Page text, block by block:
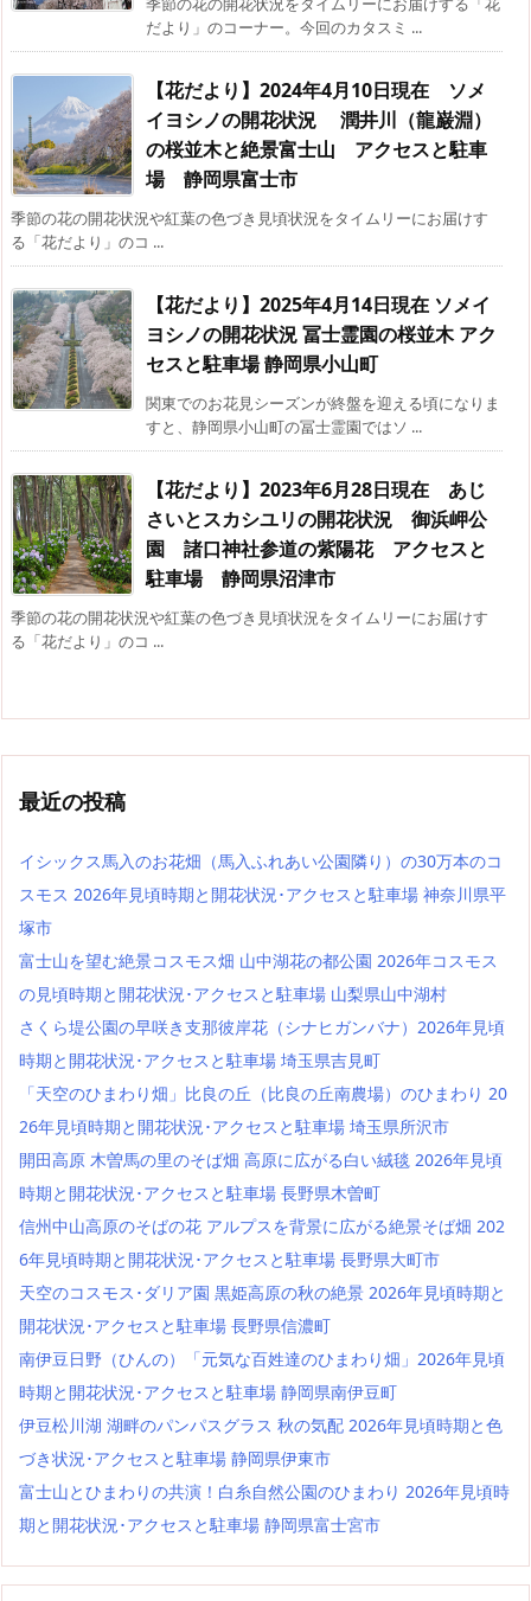
だより」のコーナー。今回のカタスミ ...
【花だより】2024年4月10日現在 ソメ
イヨシノの開花状況 潤井川（龍巌淵）
の桜並木と絶景富士山 アクセスと駐車
場 静岡県富士市
季節の花の開花状況や紅葉の色づき見頃状況をタイムリーにお届けす
る「花だより」のコ ...
【花だより】2025年4月14日現在 ソメイ
ヨシノの開花状況 冨士霊園の桜並木 アク
セスと駐車場 静岡県小山町
関東でのお花見シーズンが終盤を迎える頃になりま
すと、静岡県小山町の冨士霊園ではソ ...
【花だより】2023年6月28日現在 あじ
さいとスカシユリの開花状況 御浜岬公
園 諸口神社参道の紫陽花 アクセスと
駐車場 静岡県沼津市
季節の花の開花状況や紅葉の色づき見頃状況をタイムリーにお届けす
る「花だより」のコ ...
最近の投稿
イシックス馬入のお花畑（馬入ふれあい公園隣り）の30万本のコ
スモス 2026年見頃時期と開花状況･アクセスと駐車場 神奈川県平
塚市
富士山を望む絶景コスモス畑 山中湖花の都公園 2026年コスモス
の見頃時期と開花状況･アクセスと駐車場 山梨県山中湖村
さくら堤公園の早咲き支那彼岸花（シナヒガンバナ）2026年見頃
時期と開花状況･アクセスと駐車場 埼玉県吉見町
「天空のひまわり畑」比良の丘（比良の丘南農場）のひまわり 20
26年見頃時期と開花状況･アクセスと駐車場 埼玉県所沢市
開田高原 木曽馬の里のそば畑 高原に広がる白い絨毯 2026年見頃
時期と開花状況･アクセスと駐車場 長野県木曽町
信州中山高原のそばの花 アルプスを背景に広がる絶景そば畑 202
6年見頃時期と開花状況･アクセスと駐車場 長野県大町市
天空のコスモス･ダリア園 黒姫高原の秋の絶景 2026年見頃時期と
開花状況･アクセスと駐車場 長野県信濃町
南伊豆日野（ひんの）「元気な百姓達のひまわり畑」2026年見頃
時期と開花状況･アクセスと駐車場 静岡県南伊豆町
伊豆松川湖 湖畔のパンパスグラス 秋の気配 2026年見頃時期と色
づき状況･アクセスと駐車場 静岡県伊東市
富士山とひまわりの共演！白糸自然公園のひまわり 2026年見頃時
期と開花状況･アクセスと駐車場 静岡県富士宮市